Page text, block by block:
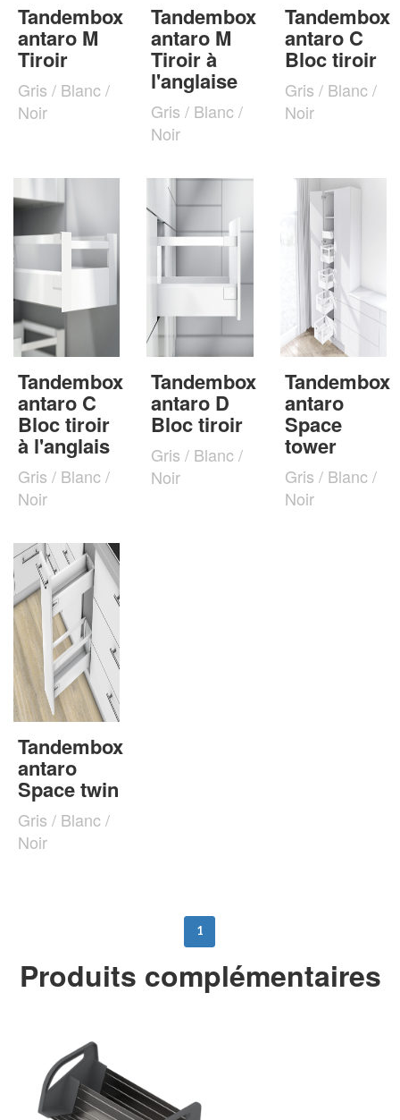
Tandembox
antaro M
Tiroir
Gris / Blanc /
Noir
Tandembox
antaro M
Tiroir à
l'anglaise
Gris / Blanc /
Noir
Tandembox
antaro C
Bloc tiroir
Gris / Blanc /
Noir
Tandembox
antaro C
Bloc tiroir
à l'anglais
Gris / Blanc /
Noir
Tandembox
antaro D
Bloc tiroir
Gris / Blanc /
Noir
Tandembox
antaro
Space
tower
Gris / Blanc /
Noir
Tandembox
antaro
Space twin
Gris / Blanc /
Noir
1
Produits complémentaires